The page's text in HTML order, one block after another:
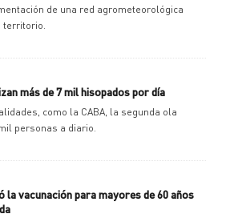
de una red agrometeorológica
territorio.
más de 7 mil hisopados por día
como la CABA, la segunda ola
personas a diario.
la vacunación para mayores de 60 años